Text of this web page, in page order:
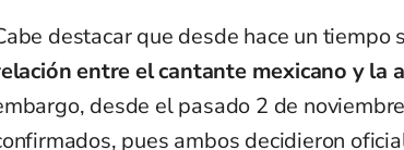
destacar que desde hace un tiempo
entre el cantante mexicano y la
desde el pasado 2 de
pues ambos decidieron